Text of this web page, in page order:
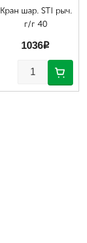
Кран шар. STI рыч.
г/г 40
1036p